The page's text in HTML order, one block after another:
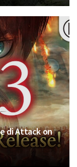
di Attack on